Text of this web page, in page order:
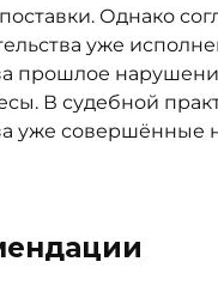
Однако
уже
прошлое
В судебной
уже совершённые